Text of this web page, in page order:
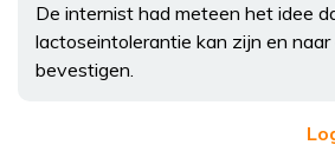
De internist had meteen het idee
lactoseintolerantie kan zijn en
bevestigen.